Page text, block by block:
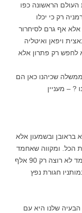
הראשונה כפו
רק כי יכלו
אלא אף גרם לסיחרור
ויפאן ואיטליה
לחפש רק פתרון אלא
שכיהנו כאן הם
– מעניין
בראובן ובשמעון אלא
הכל. ומקווה שאחמד
ינהג ברציונאליות ויוותר אפילו קצת. אבל אחמד לא רוצה רק 90 אלף
חגורת נפץ
שלנו היא עם